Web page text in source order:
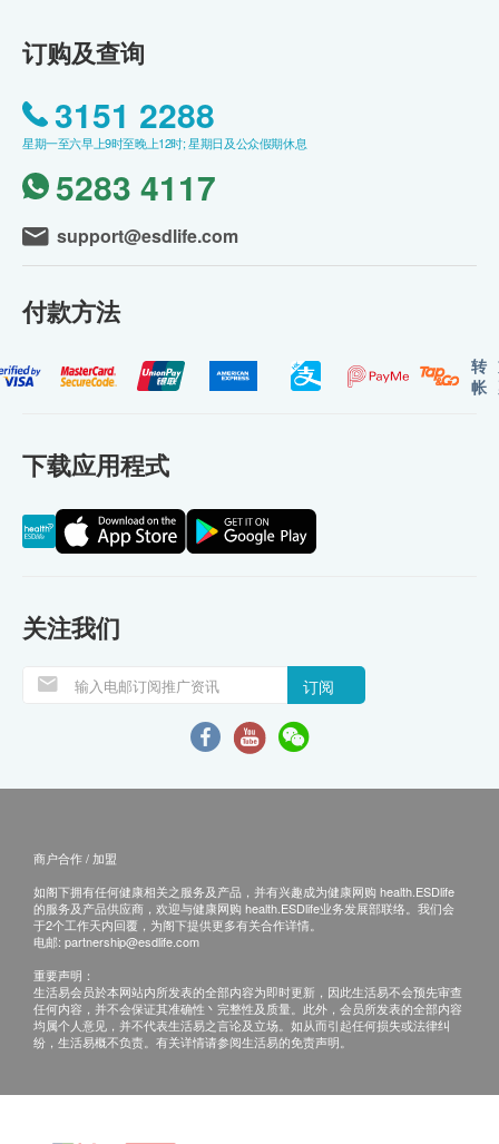
订购及查询
3151 2288
星期一至六早上9时至晚上12时; 星期日及公众假期休息
5283 4117
support@esdlife.com
付款方法
转
帐
下载应用程式
关注我们
订阅
商户合作 / 加盟
如阁下拥有任何健康相关之服务及产品，并有兴趣成为健康网购 health.ESDlife
的服务及产品供应商，欢迎与健康网购 health.ESDlife业务发展部联络。我们会
于2个工作天内回覆，为阁下提供更多有关合作详情。
电邮: partnership@esdlife.com
重要声明：
生活易会员於本网站内所发表的全部内容为即时更新，因此生活易不会预先审查
任何内容，并不会保证其准确性丶完整性及质量。此外，会员所发表的全部内容
均属个人意见，并不代表生活易之言论及立场。如从而引起任何损失或法律纠
纷，生活易概不负责。有关详情请参阅生活易的免责声明。